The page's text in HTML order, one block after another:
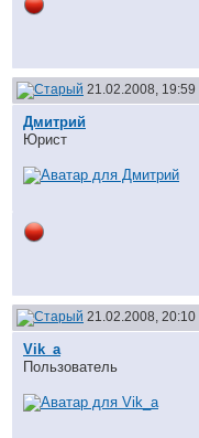
21.02.2008, 19:59
Дмитрий
Юрист
21.02.2008, 20:10
Vik_a
Пользователь